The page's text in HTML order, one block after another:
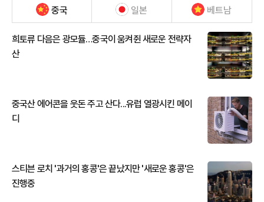
중국 일본 베트남
희토류 다음은 광모듈…중국이 움켜쥔 새로운 전략자
산
중국산 에어콘을 웃돈 주고 산다...유럽 열광시킨 메이
디
스티븐 로치 '과거의 홍콩'은 끝났지만 '새로운 홍콩'은
진행중